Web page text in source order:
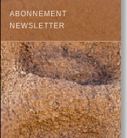
ABONNEMENT
NEWSLETTER